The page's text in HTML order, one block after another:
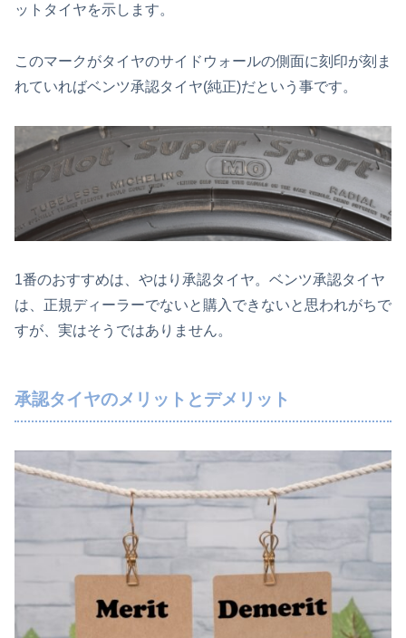
ットタイヤを示します。
このマークがタイヤのサイドウォールの側面に刻印が刻ま
れていればベンツ承認タイヤ(純正)だという事です。
1番のおすすめは、やはり承認タイヤ。ベンツ承認タイヤ
は、正規ディーラーでないと購入できないと思われがちで
すが、実はそうではありません。
承認タイヤのメリットとデメリット